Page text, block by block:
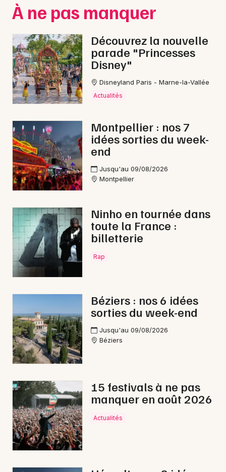
À ne pas manquer
Découvrez la nouvelle
parade "Princesses
Disney"
Disneyland Paris - Marne-la-Vallée
Actualités
Montpellier : nos 7
idées sorties du week-
end
Jusqu'au 09/08/2026
Montpellier
Ninho en tournée dans
toute la France :
billetterie
Rap
Béziers : nos 6 idées
sorties du week-end
Jusqu'au 09/08/2026
Béziers
15 festivals à ne pas
manquer en août 2026
Actualités